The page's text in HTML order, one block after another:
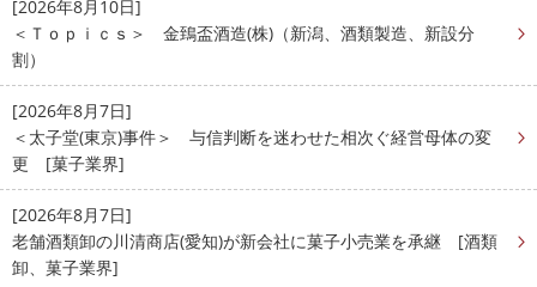
[2026年8月10日]
＜Ｔｏｐｉｃｓ＞ 金鵄盃酒造(株)（新潟、酒類製造、新設分
割）
[2026年8月7日]
＜太子堂(東京)事件＞ 与信判断を迷わせた相次ぐ経営母体の変
更 [菓子業界]
[2026年8月7日]
老舗酒類卸の川清商店(愛知)が新会社に菓子小売業を承継 [酒類
卸、菓子業界]